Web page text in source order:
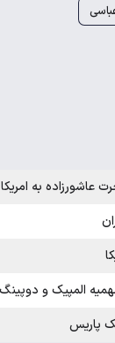
عاشورزاده به امریکا
پاریس